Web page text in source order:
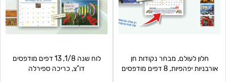
חלון לעולם, מבחר נקודות חן
אורבניות יפהפיות, 8 דפים מודפסים
לוח שנה 1/8, 13 דפים מודפסים
דו"צ, כריכה ספירלה